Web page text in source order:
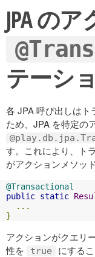
JPA の
テーシ
各 JPA 呼び出しはト
ため、JPA を特定の
す。これにより、ト
がアクションメソッ
@Transactional
public static
...
}
アクションがクエリ
性を
true にする